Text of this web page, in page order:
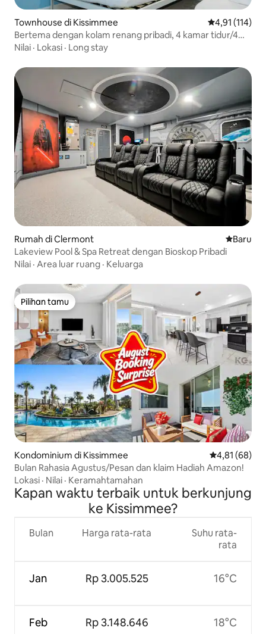
Townhouse di Kissimmee Nilai rata-rata
4,91 (114)
Bertema dengan kolam renang pribadi, 4 kamar tidur/4
kamar mandi, di samping Disney
Nilai · Lokasi · Long stay
Rumah di Clermont Tempat
Baru
Lakeview Pool & Spa Retreat dengan Bioskop Pribadi
Nilai · Area luar ruang · Keluarga
Pilihan tamu
Pilihan tamu
Kondominium di Kissimmee Nilai rata-rata
4,81 (68)
Bulan Rahasia Agustus/Pesan dan klaim Hadiah Amazon!
Lokasi · Nilai · Keramahtamahan
Kapan waktu terbaik untuk berkunjung
ke Kissimmee?
Bulan
Jan
Feb
Harga rata-rata
Rp 3.005.525
Rp 3.148.646
Suhu rata-
rata
16°C
18°C